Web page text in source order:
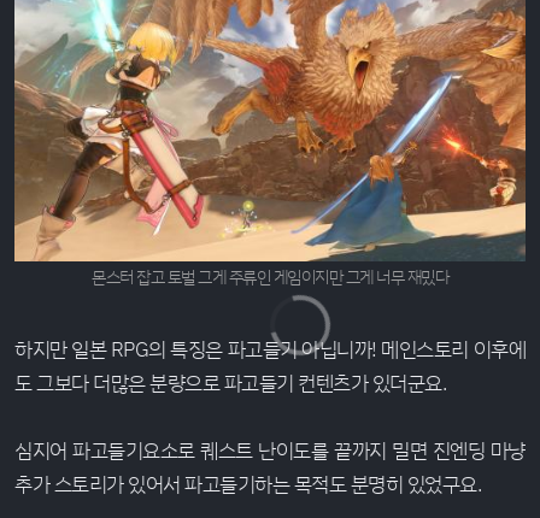
몬스터 잡고 토벌 그게 주류인 게임이지만 그게 너무 재밌다
하지만 일본 RPG의 특징은 파고들기 아닙니까! 메인스토리 이후에
도 그보다 더많은 분량으로 파고들기 컨텐츠가 있더군요.
심지어 파고들기요소로 퀘스트 난이도를 끝까지 밀면 진엔딩 마냥
추가 스토리가 있어서 파고들기하는 목적도 분명히 있었구요.